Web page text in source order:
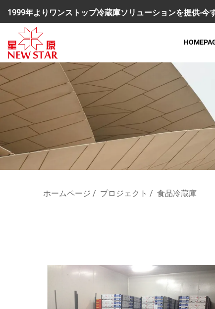
1999年よりワンストップ冷蔵庫ソリューションを提供-今
ホームページ / プロジェクト / 食品冷蔵庫